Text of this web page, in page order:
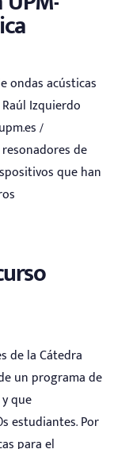
ondas acústicas
Izquierdo
/
de
que han
de la Cátedra
un programa de
que
estudiantes. Por